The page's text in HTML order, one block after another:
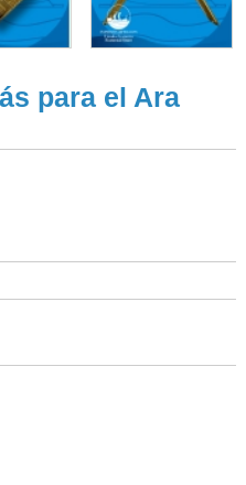
para el Ara